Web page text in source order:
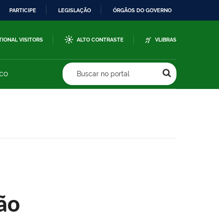
PARTICIPE LEGISLAÇÃO ÓRGÃOS DO GOVERNO
VISITORS ALTO CONTRASTE VLIBRAS
Buscar no portal